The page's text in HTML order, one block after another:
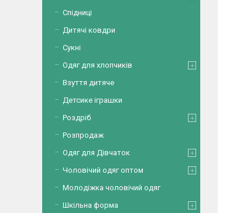
Спідниці
Дитячі ковдри
Сукні
Одяг для хлопчиків
Взуття дитяче
Детсике іграшки
Роздріб
Розпродаж
Одяг для Дівчаток
Чоловічий одяг оптом
Молодіжка чоловічий одяг
Шкільна форма